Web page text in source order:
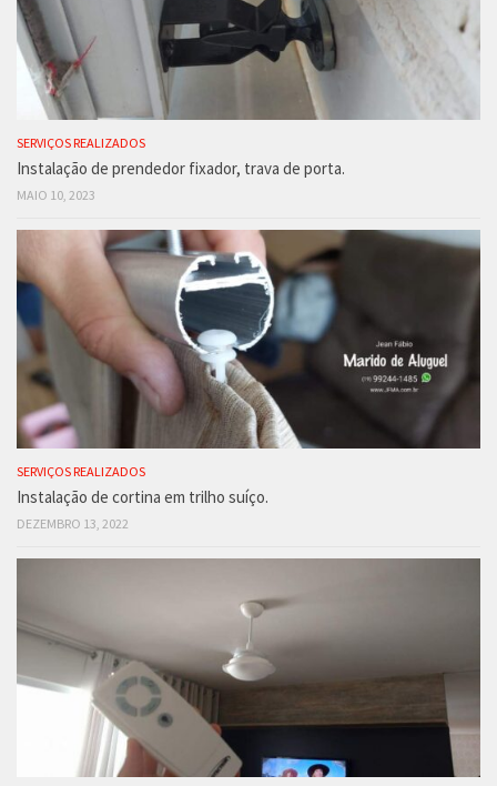
SERVIÇOS REALIZADOS
Instalação de prendedor fixador, trava de porta.
MAIO 10, 2023
SERVIÇOS REALIZADOS
Instalação de cortina em trilho suíço.
DEZEMBRO 13, 2022